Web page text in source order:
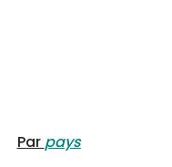
Par pays